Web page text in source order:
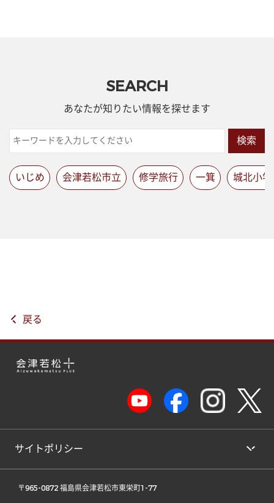
SEARCH
あなたが知りたい情報を探せます
検索
いじめ 会津若松市立 修学旅行 一箕 城北小
戻る
サイトポリシー
〒965-0872 福島県会津若松市東栄町1-77